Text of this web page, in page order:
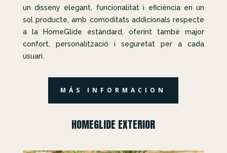
un disseny elegant, funcionalitat i eficiència en un
sol producte, amb comoditats addicionals respecte
a la HomeGlide estàndard, oferint també major
confort, personalització i seguretat per a cada
usuari.
MÁS INFORMACION
HOMEGLIDE EXTERIOR